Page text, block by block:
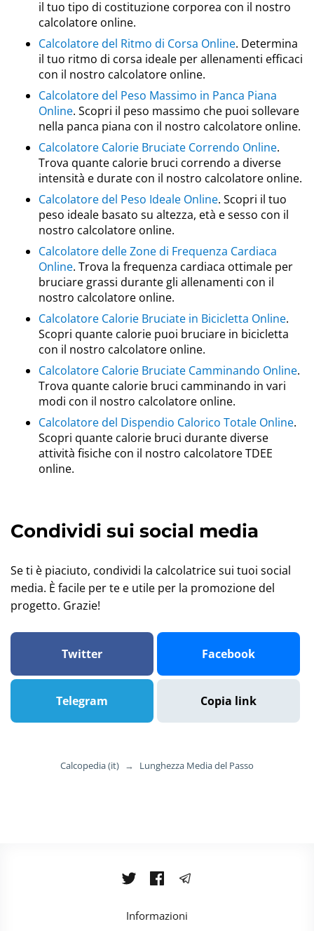
il tuo tipo di costituzione corporea con il nostro
calcolatore online.
Calcolatore del Ritmo di Corsa Online. Determina
il tuo ritmo di corsa ideale per allenamenti efficaci
con il nostro calcolatore online.
Calcolatore del Peso Massimo in Panca Piana
Online. Scopri il peso massimo che puoi sollevare
nella panca piana con il nostro calcolatore online.
Calcolatore Calorie Bruciate Correndo Online.
Trova quante calorie bruci correndo a diverse
intensità e durate con il nostro calcolatore online.
Calcolatore del Peso Ideale Online. Scopri il tuo
peso ideale basato su altezza, età e sesso con il
nostro calcolatore online.
Calcolatore delle Zone di Frequenza Cardiaca
Online. Trova la frequenza cardiaca ottimale per
bruciare grassi durante gli allenamenti con il
nostro calcolatore online.
Calcolatore Calorie Bruciate in Bicicletta Online.
Scopri quante calorie puoi bruciare in bicicletta
con il nostro calcolatore online.
Calcolatore Calorie Bruciate Camminando Online.
Trova quante calorie bruci camminando in vari
modi con il nostro calcolatore online.
Calcolatore del Dispendio Calorico Totale Online.
Scopri quante calorie bruci durante diverse
attività fisiche con il nostro calcolatore TDEE
online.
Condividi sui social media
Se ti è piaciuto, condividi la calcolatrice sui tuoi social
media. È facile per te e utile per la promozione del
progetto. Grazie!
Twitter Facebook
Telegram Copia link
Calcopedia (it) → Lunghezza Media del Passo
Informazioni